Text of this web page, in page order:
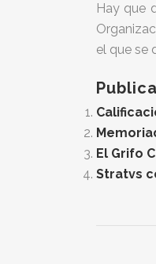
Hay que
el que se
El Grifo
Stratvs